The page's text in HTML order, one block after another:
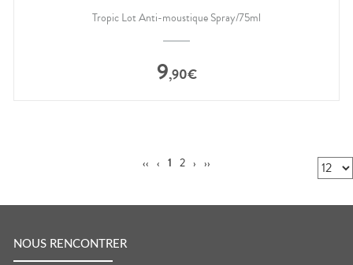
Tropic Lot Anti-moustique Spray/75ml
9,90€
‹‹ ‹ 1 2 › ››
NOUS RENCONTRER